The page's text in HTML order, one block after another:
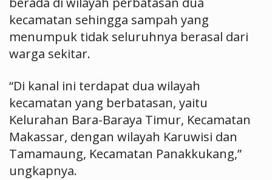
kecamatan sehingga sampah yang
menumpuk tidak seluruhnya berasal dari
warga sekitar.
“Di kanal ini terdapat dua wilayah
kecamatan yang berbatasan, yaitu
Kelurahan Bara-Baraya Timur, Kecamatan
Makassar, dengan wilayah Karuwisi dan
Tamamaung, Kecamatan Panakkukang,”
ungkapnya.